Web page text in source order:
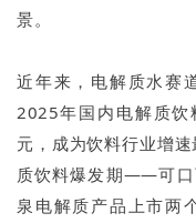
景。
近年来，电解质水赛
2025年国内电解质
元，成为饮料行业增
质饮料爆发期——可口
泉电解质产品上市两